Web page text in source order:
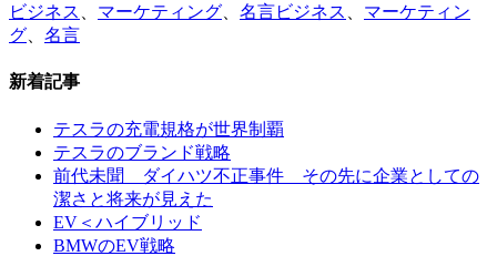
カ
テ
リ
ビジネス マーケティング 名言タ
ビジネス
マーケティン
グ
名言
新着記事
テスラの充電規格が世界制覇
テスラのブランド戦略
前代未聞 ダイハツ不正事件 その先に企業としての
潔さと将来が見えた
EV＜ハイブリッド
BMWのEV戦略